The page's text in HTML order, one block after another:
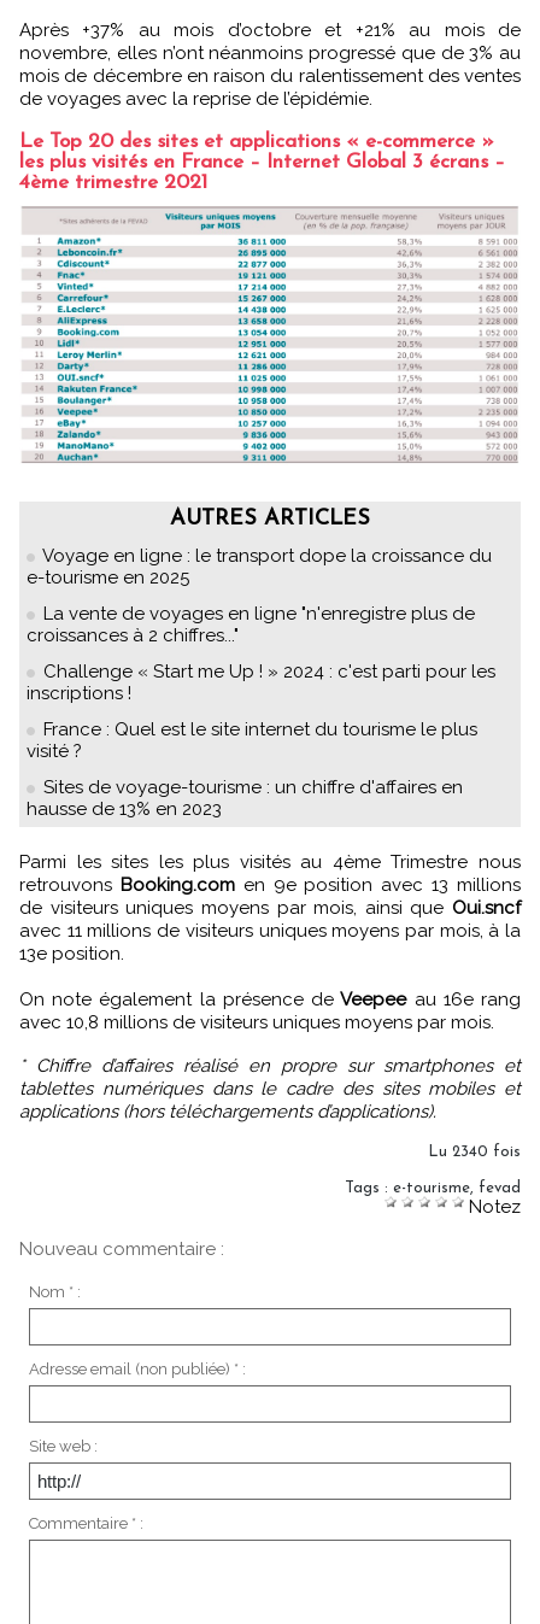
Après +37% au mois d’octobre et +21% au mois de
novembre, elles n’ont néanmoins progressé que de 3% au
mois de décembre en raison du ralentissement des ventes
de voyages avec la reprise de l’épidémie.
Le Top 20 des sites et applications « e-commerce »
les plus visités en France – Internet Global 3 écrans –
4ème trimestre 2021
AUTRES ARTICLES
Voyage en ligne : le transport dope la croissance du
e-tourisme en 2025
La vente de voyages en ligne "n'enregistre plus de
croissances à 2 chiffres..."
Challenge « Start me Up ! » 2024 : c'est parti pour les
inscriptions !
France : Quel est le site internet du tourisme le plus
visité ?
Sites de voyage-tourisme : un chiffre d'affaires en
hausse de 13% en 2023
Parmi les sites les plus visités au 4ème Trimestre nous
retrouvons Booking.comen 9e position avec 13 millions
de visiteurs uniques moyens par mois, ainsi que Oui.sncf
avec 11 millions de visiteurs uniques moyens par mois, à la
13e position.
On note également la présence de Veepeeau 16e rang
avec 10,8 millions de visiteurs uniques moyens par mois.
* Chiffre d’affaires réalisé en propre sur smartphones et
tablettes numériques dans le cadre des sites mobiles et
applications (hors téléchargements d’applications).
Lu 2340 fois
Tags : e-tourisme, fevad
Notez
Nouveau commentaire :
Nom * :
Adresse email (non publiée) * :
Site web :
Commentaire * :